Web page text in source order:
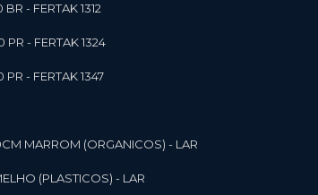
- FERTAK 1312
PR - FERTAK 1324
- FERTAK 1347
MARROM (ORGANICOS) - LAR
(PLASTICOS) - LAR